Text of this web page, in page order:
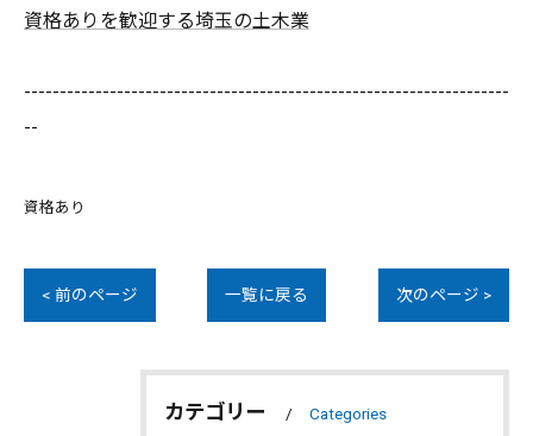
資格ありを歓迎する埼玉の土木業
--------------------------------------------------------------------
--
資格あり
< 前のページ 一覧に戻る 次のページ >
カテゴリー Categories